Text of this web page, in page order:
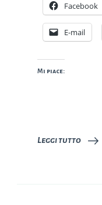
Facebook
E-mail
Mi piace:
Leggi tutto